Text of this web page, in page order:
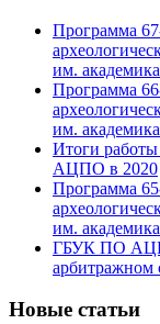
Программа
им.
Программа
им.
Итоги
АЦПО в 2020
Программа
им.
ГБУК ПО
арбитражном
Новые статьи